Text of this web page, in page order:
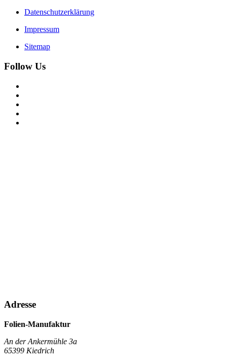
Datenschutzerklärung
Impressum
Sitemap
Follow Us
Adresse
Folien-Manufaktur
An der Ankermühle 3a
65399 Kiedrich